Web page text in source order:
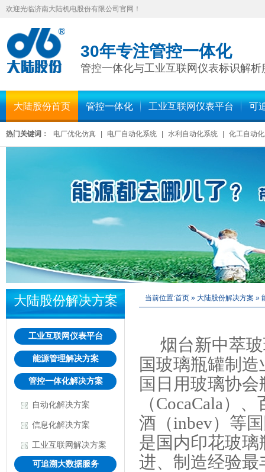
欢迎光临济南大陆机电股份有限公司官网！
30年专注管控一体化
管控一体化与工业互联网仪表标识解析
大陆股份首页 管控一体化 工业互联网仪表平台 可
热门关键词： 电厂优化仿真 电厂自动化系统 水利自动化系统 化工自动
大陆股份解决方案
工业互联网仪表平台
能源管理解决方案
管控一体化解决方案
自动化解决方案
信息化解决方案
工业互联网解决方案
可追溯大数据服务
当前位置:首页 » 大陆股份解决方案 »
烟台新中萃
国玻璃瓶罐制
国日用玻璃协
（CocaCala）
酒（inbev）等
是国内印花玻
进、制造经验最